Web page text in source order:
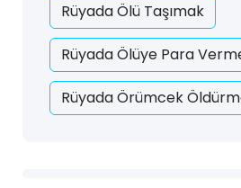
Rüyada Ölü Taşımak
Rüyada Ölüye Para
Rüyada Örümcek